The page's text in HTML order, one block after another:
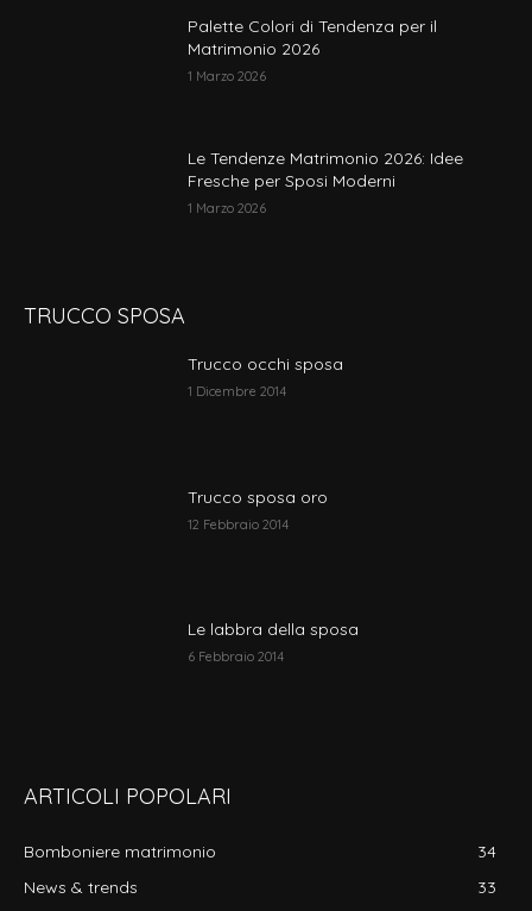
Palette Colori di Tendenza per il
Matrimonio 2026
1 Marzo 2026
Le Tendenze Matrimonio 2026: Idee
Fresche per Sposi Moderni
1 Marzo 2026
TRUCCO SPOSA
Trucco occhi sposa
1 Dicembre 2014
Trucco sposa oro
12 Febbraio 2014
Le labbra della sposa
6 Febbraio 2014
ARTICOLI POPOLARI
Bomboniere matrimonio
34
News & trends
33